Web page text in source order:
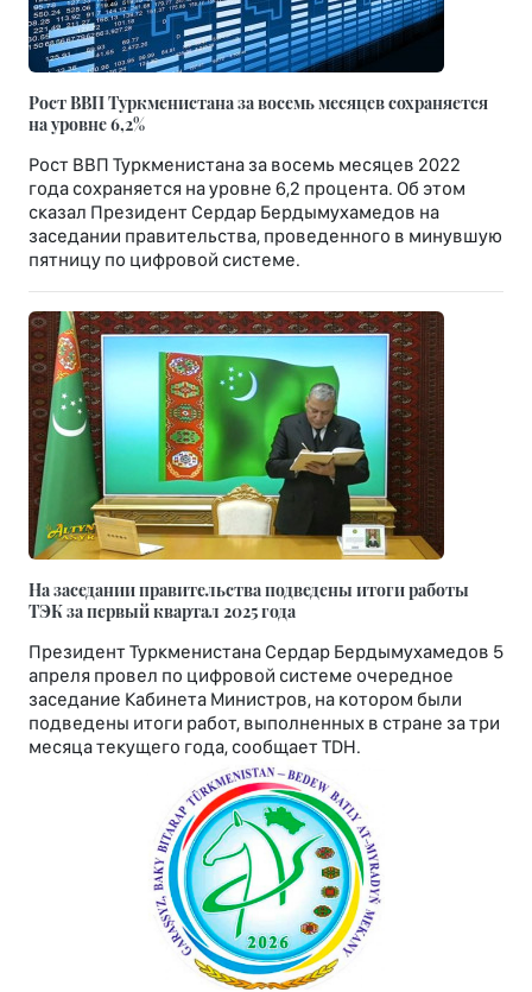
Рост ВВП Туркменистана за восемь месяцев сохраняется
на уровне 6,2%
Рост ВВП Туркменистана за восемь месяцев 2022
года сохраняется на уровне 6,2 процента. Об этом
сказал Президент Сердар Бердымухамедов на
заседании правительства, проведенного в минувшую
пятницу по цифровой системе.
На заседании правительства подведены итоги работы
ТЭК за первый квартал 2025 года
Президент Туркменистана Сердар Бердымухамедов 5
апреля провел по цифровой системе очередное
заседание Кабинета Министров, на котором были
подведены итоги работ, выполненных в стране за три
месяца текущего года, сообщает TDH.